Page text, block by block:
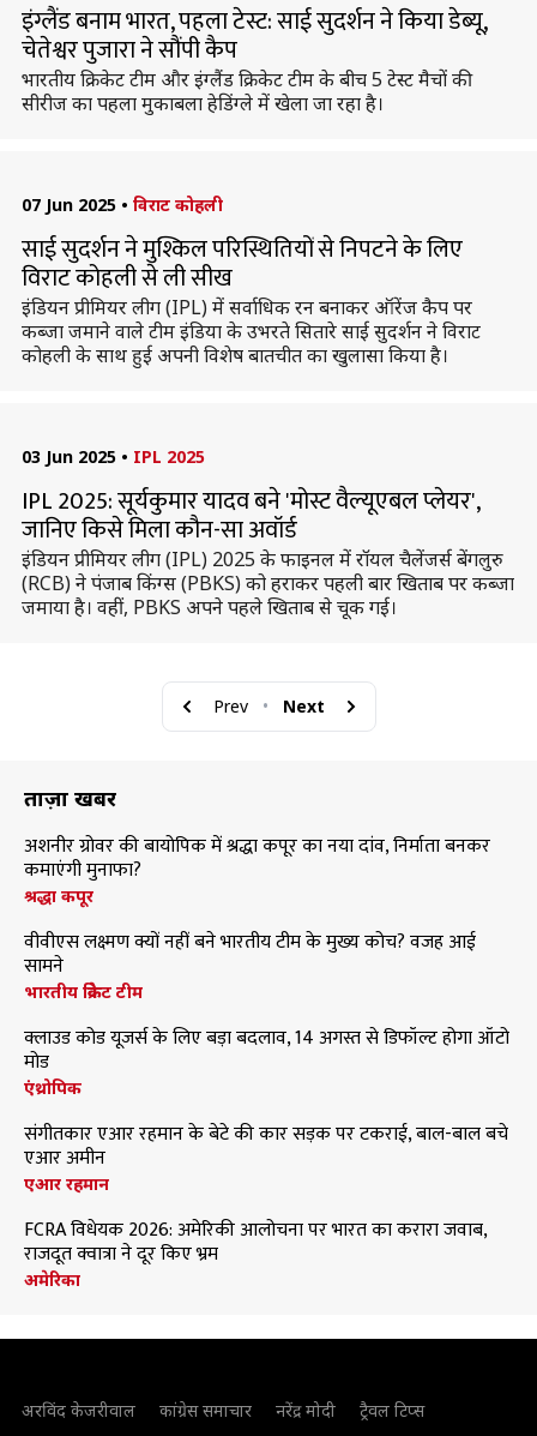
इंग्लैंड बनाम भारत, पहला टेस्ट: साई सुदर्शन ने किया डेब्यू,
चेतेश्वर पुजारा ने सौंपी कैप
भारतीय क्रिकेट टीम और इंग्लैंड क्रिकेट टीम के बीच 5 टेस्ट मैचों की
सीरीज का पहला मुकाबला हेडिंग्ले में खेला जा रहा है।
07 Jun 2025 • विराट कोहली
साई सुदर्शन ने मुश्किल परिस्थितियों से निपटने के लिए
विराट कोहली से ली सीख
इंडियन प्रीमियर लीग (IPL) में सर्वाधिक रन बनाकर ऑरेंज कैप पर
कब्जा जमाने वाले टीम इंडिया के उभरते सितारे साई सुदर्शन ने विराट
कोहली के साथ हुई अपनी विशेष बातचीत का खुलासा किया है।
03 Jun 2025 • IPL 2025
IPL 2025: सूर्यकुमार यादव बने 'मोस्ट वैल्यूएबल प्लेयर',
जानिए किसे मिला कौन-सा अवॉर्ड
इंडियन प्रीमियर लीग (IPL) 2025 के फाइनल में रॉयल चैलेंजर्स बेंगलुरु
(RCB) ने पंजाब किंग्स (PBKS) को हराकर पहली बार खिताब पर कब्जा
जमाया है। वहीं, PBKS अपने पहले खिताब से चूक गई।
Prev • Next
ताज़ा खबरें
अशनीर ग्रोवर की बायोपिक में श्रद्धा कपूर का नया दांव, निर्माता बनकर
कमाएंगी मुनाफा?
श्रद्धा कपूर
वीवीएस लक्ष्मण क्यों नहीं बने भारतीय टीम के मुख्य कोच? वजह आई
सामने
भारतीय क्रिकेट टीम
क्लाउड कोड यूजर्स के लिए बड़ा बदलाव, 14 अगस्त से डिफॉल्ट होगा ऑटो
मोड
एंथ्रोपिक
संगीतकार एआर रहमान के बेटे की कार सड़क पर टकराई, बाल-बाल बचे
एआर अमीन
एआर रहमान
FCRA विधेयक 2026: अमेरिकी आलोचना पर भारत का करारा जवाब,
राजदूत क्वात्रा ने दूर किए भ्रम
अमेरिका
अरविंद केजरीवाल कांग्रेस समाचार नरेंद्र मोदी ट्रैवल टिप्स